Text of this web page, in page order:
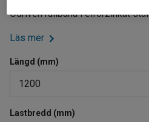
Odriven rullbana i elförzinkat stål
Läs mer
Längd (mm)
1200
1200
Lastbredd (mm)